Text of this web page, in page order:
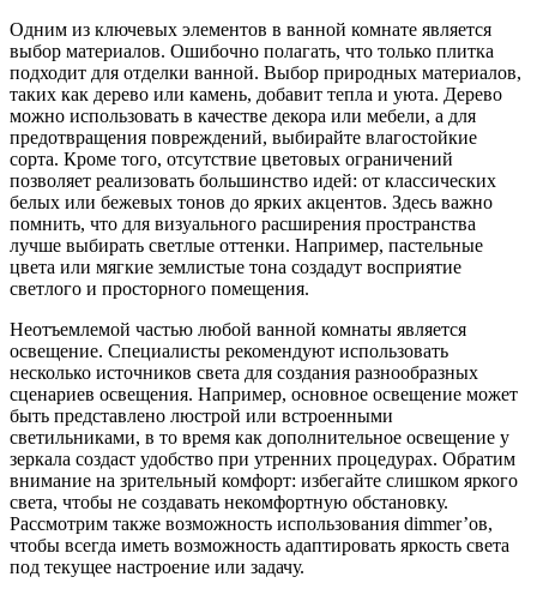
Одним из ключевых элементов в ванной комнате является
выбор материалов. Ошибочно полагать, что только плитка
подходит для отделки ванной. Выбор природных материалов,
таких как дерево или камень, добавит тепла и уюта. Дерево
можно использовать в качестве декора или мебели, а для
предотвращения повреждений, выбирайте влагостойкие
сорта. Кроме того, отсутствие цветовых ограничений
позволяет реализовать большинство идей: от классических
белых или бежевых тонов до ярких акцентов. Здесь важно
помнить, что для визуального расширения пространства
лучше выбирать светлые оттенки. Например, пастельные
цвета или мягкие землистые тона создадут восприятие
светлого и просторного помещения.
Неотъемлемой частью любой ванной комнаты является
освещение. Специалисты рекомендуют использовать
несколько источников света для создания разнообразных
сценариев освещения. Например, основное освещение может
быть представлено люстрой или встроенными
светильниками, в то время как дополнительное освещение у
зеркала создаст удобство при утренних процедурах. Обратим
внимание на зрительный комфорт: избегайте слишком яркого
света, чтобы не создавать некомфортную обстановку.
Рассмотрим также возможность использования dimmer’ов,
чтобы всегда иметь возможность адаптировать яркость света
под текущее настроение или задачу.